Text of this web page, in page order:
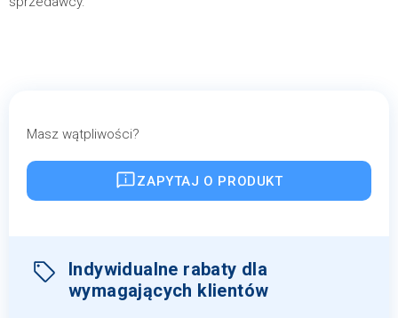
Masz wątpliwości?
ZAPYTAJ O PRODUKT
Indywidualne rabaty dla
wymagających klientów